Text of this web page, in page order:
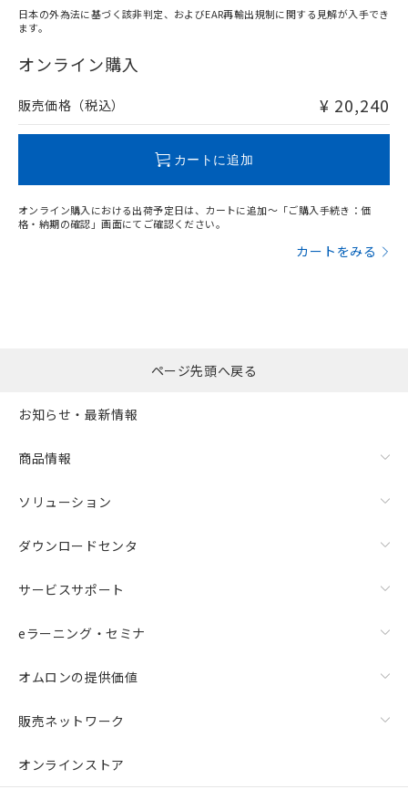
アルミ材
l: 12mm以上、φd: 70mm以上、D: 12mm以上、m: 28mm
在庫等で未対応品が混在する可能性があります。
問い合わせください。
日本の外為法に基づく該非判定、およびEAR再輸出規制に関する見解が入手でき
ます。
オンライン購入
販売価格（税込） ¥ 20,240
カートに追加
オンライン購入における出荷予定日は、カートに追加～「ご購入手続き：価
格・納期の確認」画面にてご確認ください。
カートをみる
ページ先頭へ戻る
お知らせ・最新情報
商品情報
ソリューション
ダウンロードセンタ
サービスサポート
eラーニング・セミナ
オムロンの提供価値
販売ネットワーク
オンラインストア